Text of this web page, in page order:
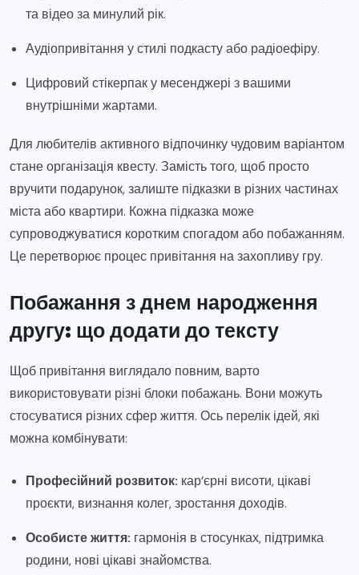
та відео за минулий рік.
Аудіопривітання у стилі подкасту або радіоефіру.
Цифровий стікерпак у месенджері з вашими
внутрішніми жартами.
Для любителів активного відпочинку чудовим варіантом
стане організація квесту. Замість того, щоб просто
вручити подарунок, залиште підказки в різних частинах
міста або квартири. Кожна підказка може
супроводжуватися коротким спогадом або побажанням.
Це перетворює процес привітання на захопливу гру.
Побажання з днем народження
другу: що додати до тексту
Щоб привітання виглядало повним, варто
використовувати різні блоки побажань. Вони можуть
стосуватися різних сфер життя. Ось перелік ідей, які
можна комбінувати:
Професійний розвиток: кар’єрні висоти, цікаві
проєкти, визнання колег, зростання доходів.
Особисте життя: гармонія в стосунках, підтримка
родини, нові цікаві знайомства.